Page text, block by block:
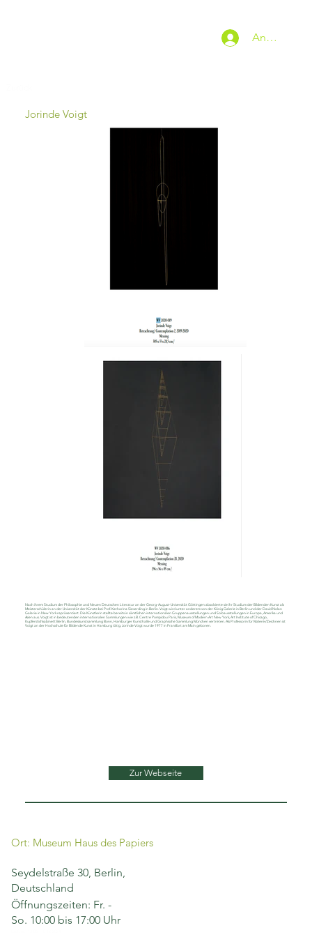
Anmelden
Jorinde Voigt
Nach ihrem Studium der Philosophie und Neuen Deutschen Literatur an der Georg-August-Universität Göttingen absolvierte sie ihr Studium der Bildenden Kunst als
Meisterschülerin an der Universität der Künste bei Prof. Katharina Sieverding in Berlin. Voigt wird unter anderem von der König Galerie in Berlin und der David Nolan
Galerie in New York repräsentiert. Die Künstlerin stellte bereits in sämtlichen internationalen Gruppenausstellungen und Soloausstellungen in Europa, Amerika und
Asien aus. Voigt ist in bedeutenden internationalen Sammlungen wie z.B. Centre Pompidou Paris, Museum of Modern Art New York, Art Institute of Chicago,
Kupferstichkabinett Berlin, Bundeskunstsammlung Bonn, Hamburger Kunsthalle und Graphische Sammlung München vertreten. Als Professorin für Malerei/Zeichnen ist
Voigt an der Hochschule für Bildende Kunst in Hamburg tätig. Jorinde Voigt wurde 1977 in Frankfurt am Main geboren.
Zur Webseite
Ort: Museum Haus des Papiers
Seydelstraße 30, Berlin,
Deutschland
Öffnungszeiten: Fr. -
So. 10:00 bis 17:00 Uhr